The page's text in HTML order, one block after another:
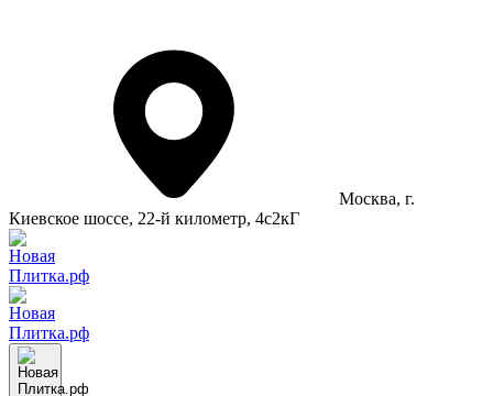
Москва, г.
Киевское шоссе, 22-й километр, 4с2кГ